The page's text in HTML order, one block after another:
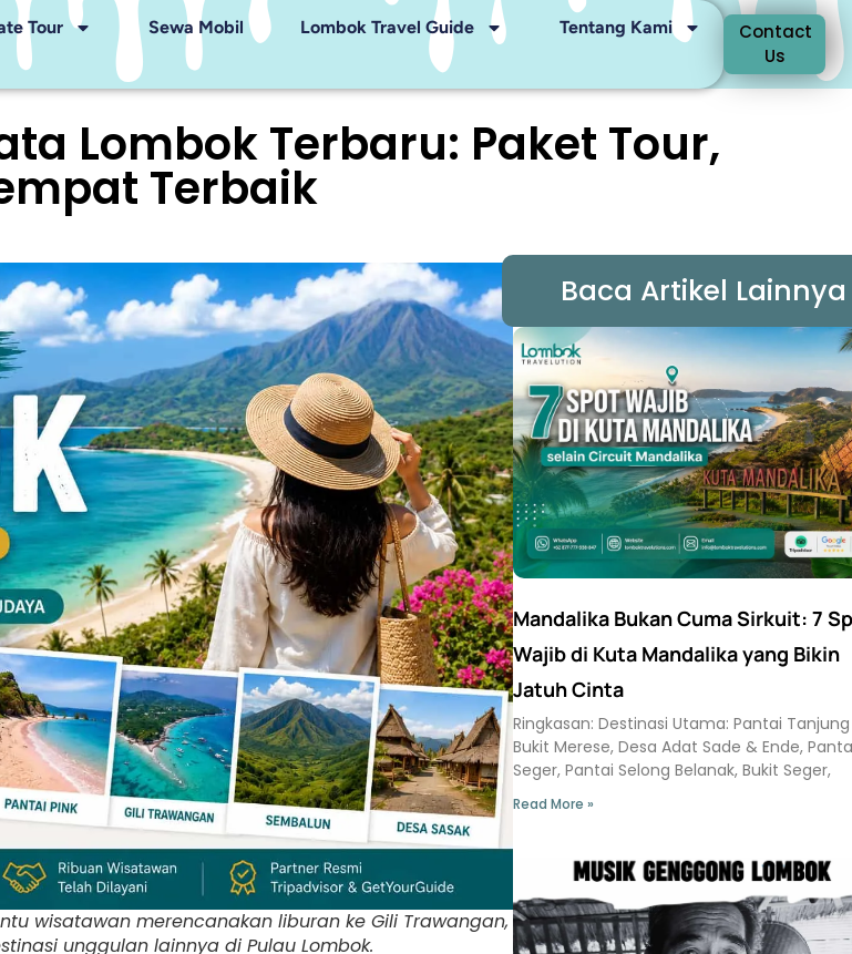
Tour Sewa Mobil Lombok Travel Guide Tentang Kami
Contact
Us
Lombok Terbaru: Paket Tour,
Terbaik
wisatawan merencanakan liburan ke Gili Trawangan,
unggulan lainnya di Pulau Lombok.
Baca Artikel Lainnya
Mandalika Bukan Cuma Sirkuit: 7
Wajib di Kuta Mandalika yang Bikin
Jatuh Cinta
Ringkasan: Destinasi Utama: Pantai
Bukit Merese, Desa Adat Sade & Ende,
Seger, Pantai Selong Belanak, Bukit Seger,
Read More »